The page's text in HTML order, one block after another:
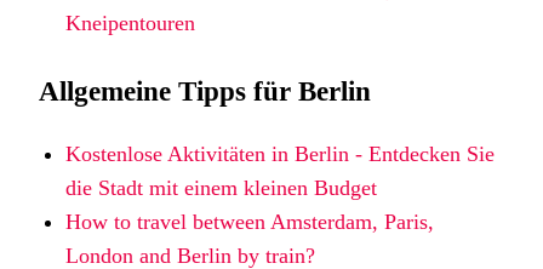
Kneipentouren
Allgemeine Tipps für Berlin
Kostenlose Aktivitäten in Berlin - Entdecken Sie
die Stadt mit einem kleinen Budget
How to travel between Amsterdam, Paris,
London and Berlin by train?